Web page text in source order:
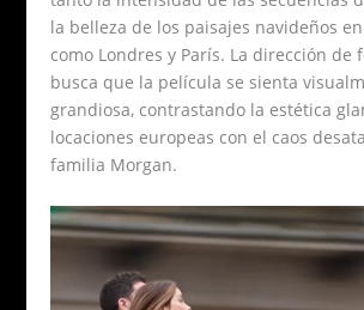
la belleza de los paisajes navideños
como Londres y París. La dirección de
busca que la película se sienta
grandiosa, contrastando la estética
locaciones europeas con el caos
familia Morgan.